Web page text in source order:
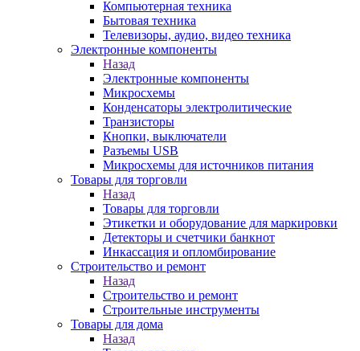
Компьютерная техника
Бытовая техника
Телевизоры, аудио, видео техника
Электронные компоненты
Назад
Электронные компоненты
Микросхемы
Конденсаторы электролитические
Транзисторы
Кнопки, выключатели
Разъемы USB
Микросхемы для источников питания
Товары для торговли
Назад
Товары для торговли
Этикетки и оборудование для маркировки
Детекторы и счетчики банкнот
Инкассация и опломбирование
Строительство и ремонт
Назад
Строительство и ремонт
Строительные инструменты
Товары для дома
Назад